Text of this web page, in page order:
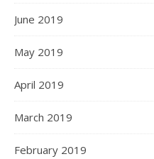
June 2019
May 2019
April 2019
March 2019
February 2019